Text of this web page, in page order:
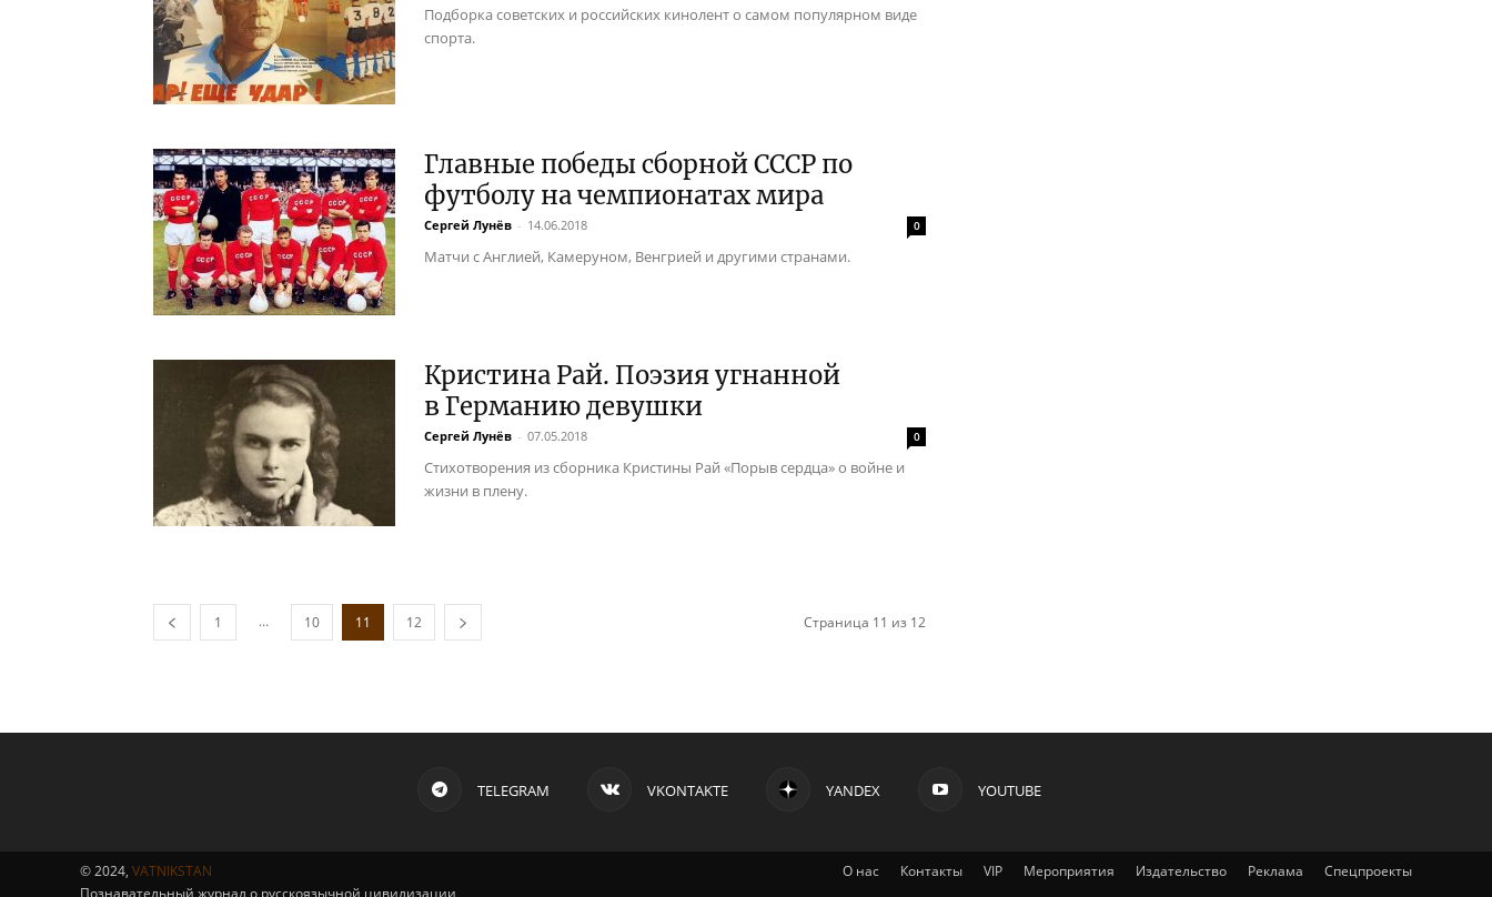
Подборка советских и российских кинолент о самом популярном виде
спорта.
Главные победы сборной СССР по
футболу на чемпионатах мира
Сергей Лунёв - 14.06.2018 0
Матчи с Англией, Камеруном, Венгрией и другими странами.
Кристина Рай. Поэзия угнанной
в Германию девушки
Сергей Лунёв - 07.05.2018 0
Стихотворения из сборника Кристины Рай «Порыв сердца» о войне и
жизни в плену.
1 ... 10 11 12 Страница 11 из 12
TELEGRAM VKONTAKTE YANDEX YOUTUBE
О нас Контакты VIP Мероприятия Издательство Реклама Спецпроекты
© 2024, VATNIKSTAN
Познавательный журнал о русскоязычной цивилизации